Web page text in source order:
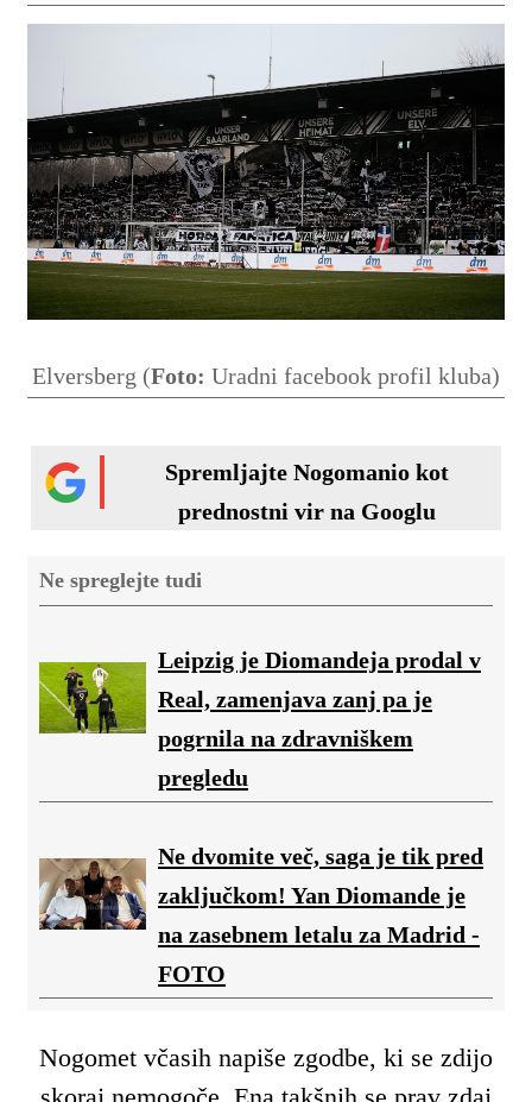
Elversberg (Foto: Uradni facebook profil kluba)
Spremljajte Nogomanio kot
prednostni vir na Googlu
Ne spreglejte tudi
Leipzig je Diomandeja prodal v
Real, zamenjava zanj pa je
pogrnila na zdravniškem
pregledu
Ne dvomite več, saga je tik pred
zaključkom! Yan Diomande je
na zasebnem letalu za Madrid -
FOTO
Nogomet včasih napiše zgodbe, ki se zdijo